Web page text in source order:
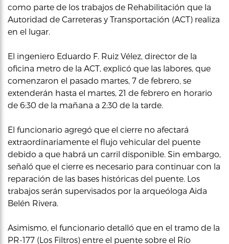
como parte de los trabajos de Rehabilitación que la
Autoridad de Carreteras y Transportación (ACT) realiza
en el lugar.
El ingeniero Eduardo F. Ruiz Vélez, director de la
oficina metro de la ACT, explicó que las labores, que
comenzaron el pasado martes, 7 de febrero, se
extenderán hasta el martes, 21 de febrero en horario
de 6:30 de la mañana a 2:30 de la tarde.
El funcionario agregó que el cierre no afectará
extraordinariamente el flujo vehicular del puente
debido a que habrá un carril disponible. Sin embargo,
señaló que el cierre es necesario para continuar con la
reparación de las bases históricas del puente. Los
trabajos serán supervisados por la arqueóloga Aida
Belén Rivera.
Asimismo, el funcionario detalló que en el tramo de la
PR-177 (Los Filtros) entre el puente sobre el Río